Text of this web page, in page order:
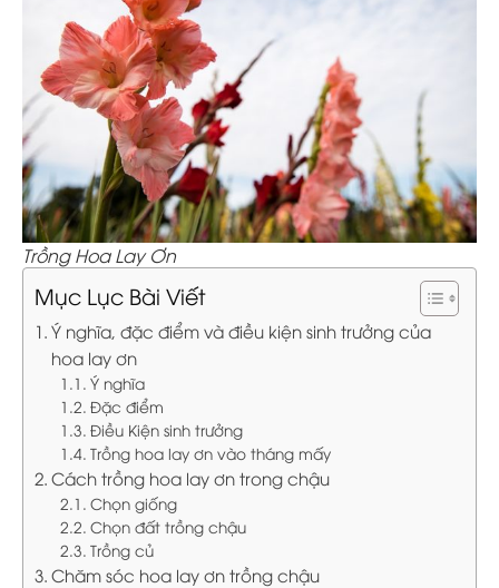
Trồng Hoa Lay Ơn
Mục Lục Bài Viết
Ý nghĩa, đặc điểm và điều kiện sinh trưởng của
hoa lay ơn
Ý nghĩa
Đặc điểm
Điều Kiện sinh trưởng
Trồng hoa lay ơn vào tháng mấy
Cách trồng hoa lay ơn trong chậu
Chọn giống
Chọn đất trồng chậu
Trồng củ
Chăm sóc hoa lay ơn trồng chậu